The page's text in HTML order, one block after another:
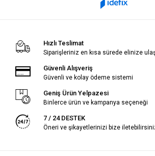
Hızlı Teslimat
Siparişleriniz en kısa sürede elinize
Güvenli Alışveriş
Güvenli ve kolay ödeme sistemi
Geniş Ürün Yelpazesi
Binlerce ürün ve kampanya seçeneği
7 / 24 DESTEK
Öneri ve şikayetlerinizi bize